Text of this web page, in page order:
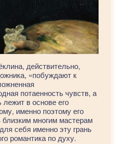
действительно,
«побуждают к
потаенность чувств, а
в основе его
именно поэтому его
близким многим мастерам
себя именно эту грань
романтика по духу.